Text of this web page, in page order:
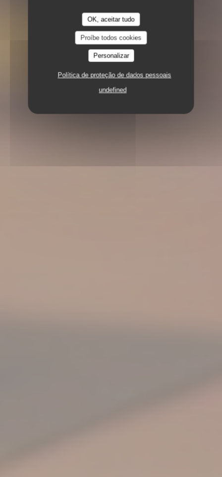
OK, aceitar tudo
Proíbe todos cookies
Personalizar
Política de proteção de dados pessoais
undefined